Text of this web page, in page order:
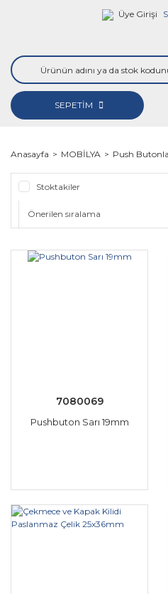
Üye Girişi
SEPETİM
Anasayfa MOBİLYA Push
Stoktakiler
7080069
Pushbuton Sarı 19mm